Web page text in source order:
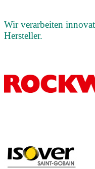
Wir verarbeiten
Hersteller.